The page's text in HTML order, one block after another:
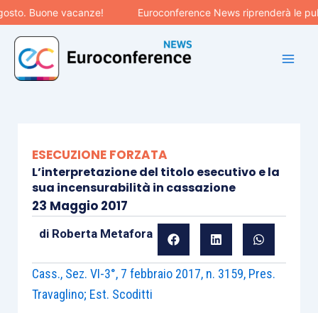
Vai
al
contenuto
vacanze! Euroconference News riprenderà le
ESECUZIONE FORZATA
L’interpretazione del titolo esecutivo e la
sua incensurabilità in cassazione
23 Maggio 2017
di Roberta Metafora
Cass., Sez. VI-3°, 7 febbraio 2017, n. 3159, Pres.
Travaglino; Est. Scoditti